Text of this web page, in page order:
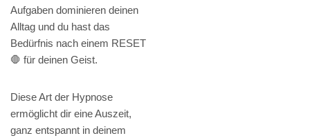
Aufgaben dominieren deinen
Alltag und du hast das
Bedürfnis nach einem RESET
🛑 für deinen Geist.
Diese Art der Hypnose
ermöglicht dir eine Auszeit,
ganz entspannt in deinem